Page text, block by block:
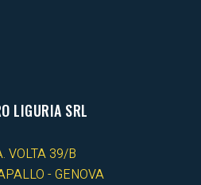
LIGURIA SRL
VOLTA 39/B
- GENOVA